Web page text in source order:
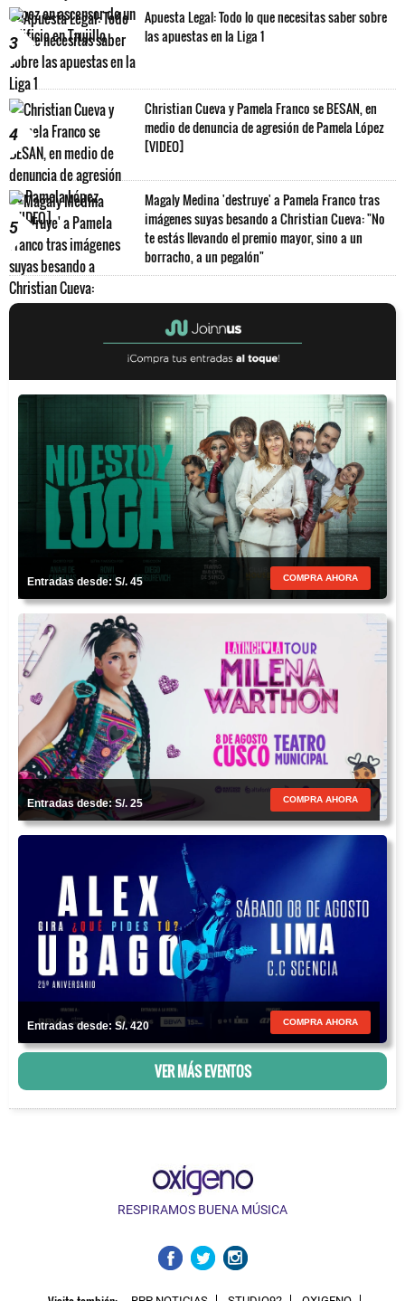
3
Apuesta Legal: Todo lo que necesitas saber sobre
las apuestas en la Liga 1
4
Christian Cueva y Pamela Franco se BESAN, en
medio de denuncia de agresión de Pamela López
[VIDEO]
5
Magaly Medina 'destruye' a Pamela Franco tras
imágenes suyas besando a Christian Cueva: "No
te estás llevando el premio mayor, sino a un
borracho, a un pegalón"
Entradas desde: S/. 45 COMPRA AHORA
Entradas desde: S/. 25 COMPRA AHORA
Entradas desde: S/. 420 COMPRA AHORA
VER MÁS EVENTOS
RESPIRAMOS BUENA MÚSICA